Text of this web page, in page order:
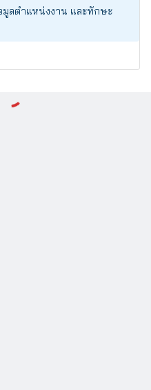
มูลตำแหน่งงาน และทักษะ